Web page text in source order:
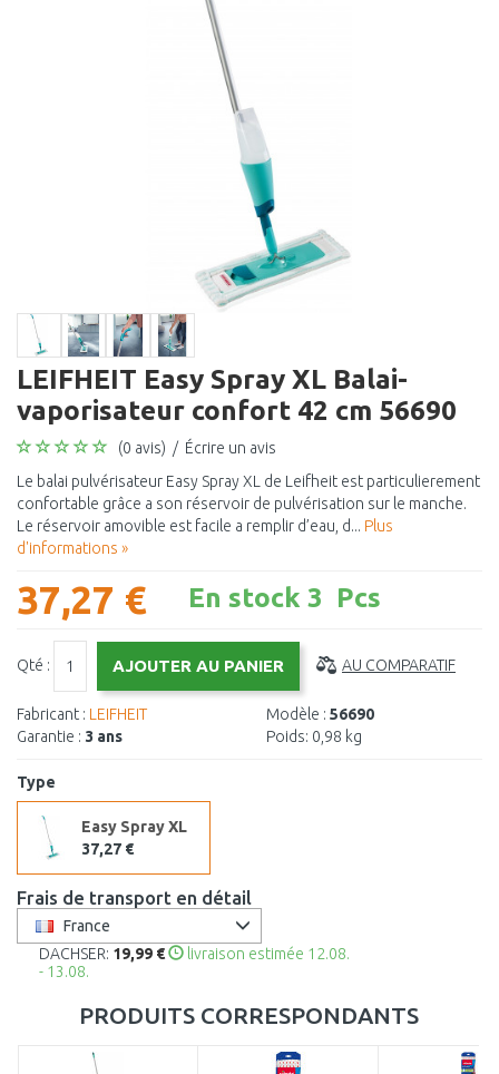
LEIFHEIT Easy Spray XL Balai-
vaporisateur confort 42 cm 56690
(0 avis) / Écrire un avis
Le balai pulvérisateur Easy Spray XL de Leifheit est particulierement
confortable grâce a son réservoir de pulvérisation sur le manche.
Le réservoir amovible est facile a remplir d’eau, d... Plus
d'informations »
37,27 € En stock 3 Pcs
Qté : AU COMPARATIF
Fabricant : LEIFHEIT
Garantie : 3 ans
Modèle : 56690
Poids: 0,98 kg
Type
Easy Spray XL
37,27 €
Frais de transport en détail
France
DACHSER: 19,99 €
livraison estimée 12.08.
- 13.08.
PRODUITS CORRESPONDANTS